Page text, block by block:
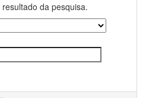
da pesquisa.